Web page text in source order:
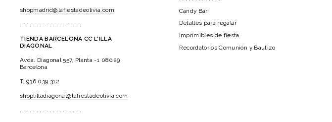
shopmadrid@lafiestadeolivia.com
. . . . . . . . . . . . . . . . . . .
TIENDA BARCELONA CC L'ILLA
DIAGONAL
Avda. Diagonal 557, Planta -1 08029
Barcelona
T. 936 039 312
shoplilladiagonal@lafiestadeolivia.com
. . . . . . . . . . . . . . . . . . .
Candy Bar
Detalles para regalar
Imprimibles de fiesta
Recordatorios Comunión y Bautizo